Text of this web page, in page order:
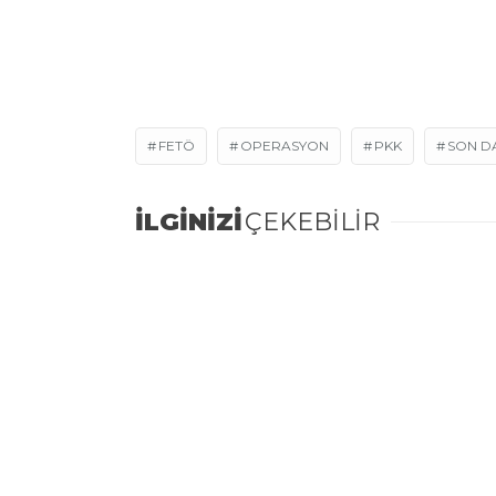
FETÖ OPERASYON PKK SON
İLGİNİZİÇEKEBİLİR